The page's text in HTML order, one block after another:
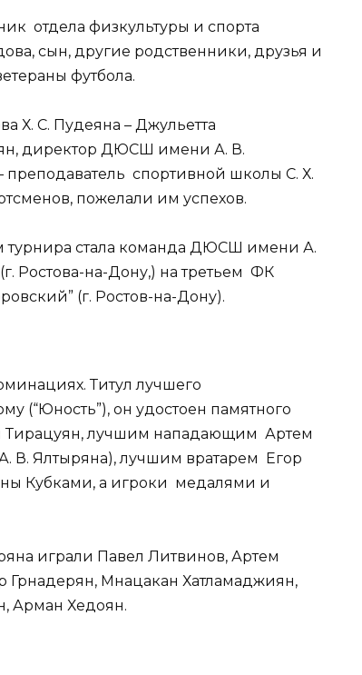
отдела физкультуры и спорта
сын, другие родственники, друзья и
футбола.
Х. С. Пудеяна – Джульетта
директор ДЮСШ имени А. В.
спортивной школы С. Х.
пожелали им успехов.
турнира стала команда ДЮСШ имени А.
Ростова-на-Дону,) на третьем ФК
(г. Ростов-на-Дону).
Титул лучшего
(“Юность”), он удостоен памятного
Тирацуян, лучшим нападающим Артем
В. Ялтыряна), лучшим вратарем Егор
Кубками, а игроки медалями и
играли Павел Литвинов, Артем
Грнадерян, Мнацакан Хатламаджиян,
Арман Хедоян.